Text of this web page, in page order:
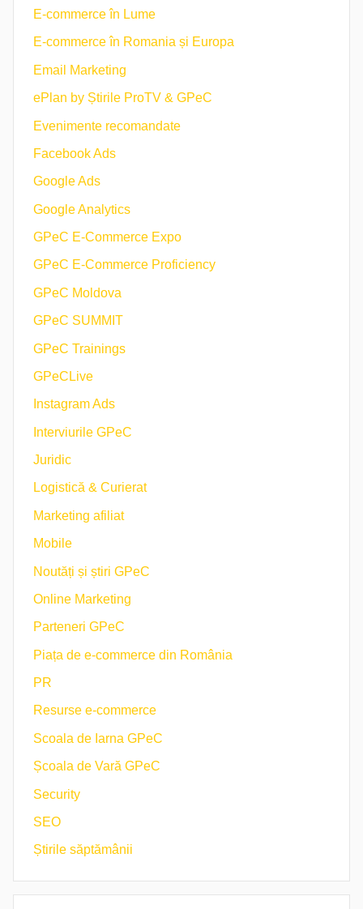
E-commerce în Lume
E-commerce în Romania și Europa
Email Marketing
ePlan by Știrile ProTV & GPeC
Evenimente recomandate
Facebook Ads
Google Ads
Google Analytics
GPeC E-Commerce Expo
GPeC E-Commerce Proficiency
GPeC Moldova
GPeC SUMMIT
GPeC Trainings
GPeCLive
Instagram Ads
Interviurile GPeC
Juridic
Logistică & Curierat
Marketing afiliat
Mobile
Noutăți și știri GPeC
Online Marketing
Parteneri GPeC
Piața de e-commerce din România
PR
Resurse e-commerce
Scoala de Iarna GPeC
Școala de Vară GPeC
Security
SEO
Știrile săptămânii